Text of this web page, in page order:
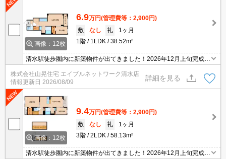
画像：12枚
6.9万円(管理費等：2,900円)
敷
なし 礼
1ヶ月
1階
1LDK 38.52m²
清水駅徒歩圏内に新築物件が出てきました！2026年12月上旬完成予
と新築で新生活を始めましょう！インターネット無料使い放題で
月々の費用もとってもお得です！防犯カメラも付いているので女性
株式会社山晃住宅 エイブルネットワーク清水店
情報更新日 2026/08/09
詳細を見る
画像：12枚
9.4万円(管理費等：2,900円)
敷
なし 礼
1ヶ月
3階
2LDK 58.13m²
清水駅徒歩圏内に新築物件が出てきました！2026年12月上旬完成予